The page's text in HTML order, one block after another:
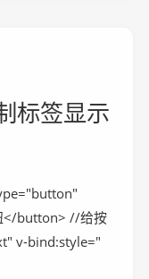
标签显示
</button> //给按
v-bind:style="